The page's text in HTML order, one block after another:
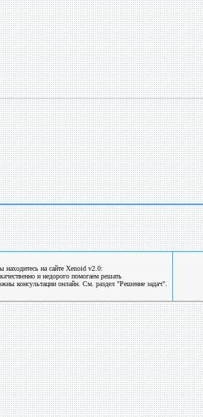
находитесь на сайте Xenoid v2.0:
и недорого помогаем решать
консультации онлайн. См. раздел "Решение задач".